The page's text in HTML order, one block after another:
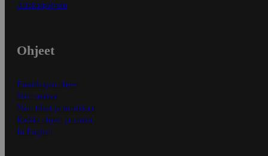
Asiakaspalvelu
Ohjeet
Ensitilaajan ohjeet
Näin maksat
Näin tilaat ja muokkaat
Kaikki ohjeet ja vinkit
In English